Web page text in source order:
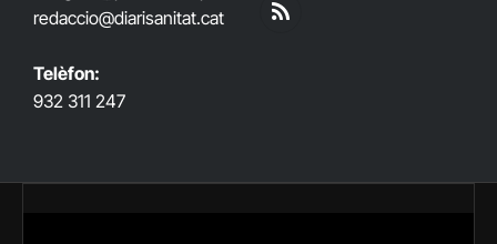
redaccio@diarisanitat.cat
Telèfon:
932 311 247
RSS